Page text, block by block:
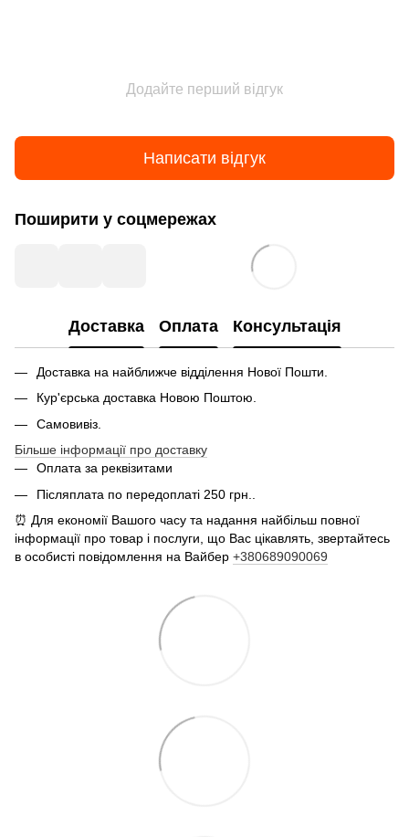
Додайте перший відгук
Написати відгук
Поширити у соцмережах
Доставка Оплата Консультація
Доставка на найближче відділення Нової Пошти.
Кур'єрська доставка Новою Поштою.
Самовивіз.
Більше інформації про доставку
Оплата за реквізитами
Післяплата по передоплаті 250 грн..
⏰ Для економії Вашого часу та надання найбільш повної
інформації про товар і послуги, що Вас цікавлять, звертайтесь
в особисті повідомлення на Вайбер +380689090069